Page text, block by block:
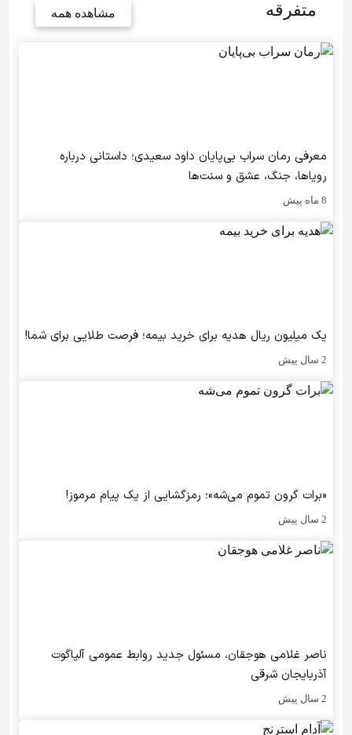
متفرقه مشاهده همه
معرفی رمان سراب بی‌پایان داود سعیدی؛ داستانی درباره
رویاها، جنگ، عشق و سنت‌ها
8 ماه پیش
یک میلیون ریال هدیه برای خرید بیمه؛ فرصت طلایی برای شما!
2 سال پیش
«برات گرون تموم می‌شه»؛ رمزگشایی از یک پیام مرموز!
2 سال پیش
ناصر غلامی هوجقان، مسئول جدید روابط عمومی آلپاگوت
آذربایجان شرقی
2 سال پیش